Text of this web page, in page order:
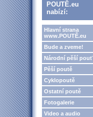
POUTĚ.eu
nabízí:
Hlavní strana
www.POUTĚ.eu
Bude a zveme!
Národní pěší pouť
Pěší poutě
Cyklopoutě
Ostatní poutě
Fotogalerie
Video a audio